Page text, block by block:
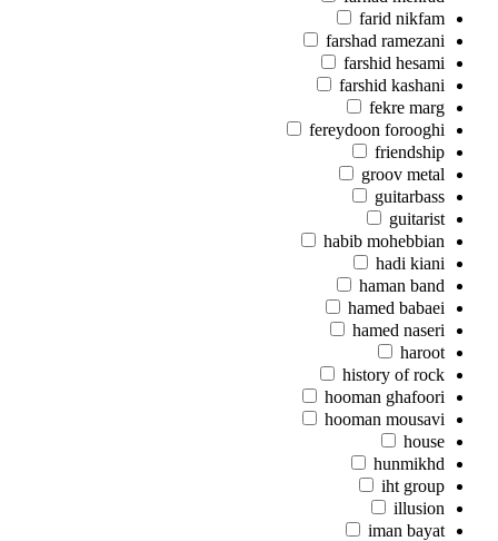
farid nikfam
farshad ramezani
farshid hesami
farshid kashani
fekre marg
fereydoon forooghi
friendship
groov metal
guitarbass
guitarist
habib mohebbian
hadi kiani
haman band
hamed babaei
hamed naseri
haroot
history of rock
hooman ghafoori
hooman mousavi
house
hunmikhd
iht group
illusion
iman bayat